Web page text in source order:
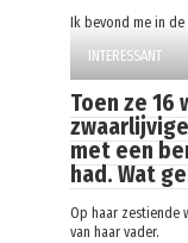
Ik bevond me in
INTERESSANT
Toen ze 16
met een
had. Wat
Op haar zestiende
van haar vader.